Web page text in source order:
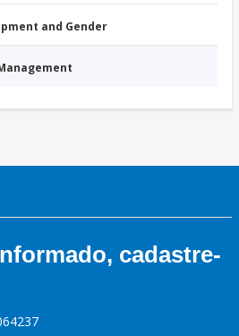
and Gender
cadastre-